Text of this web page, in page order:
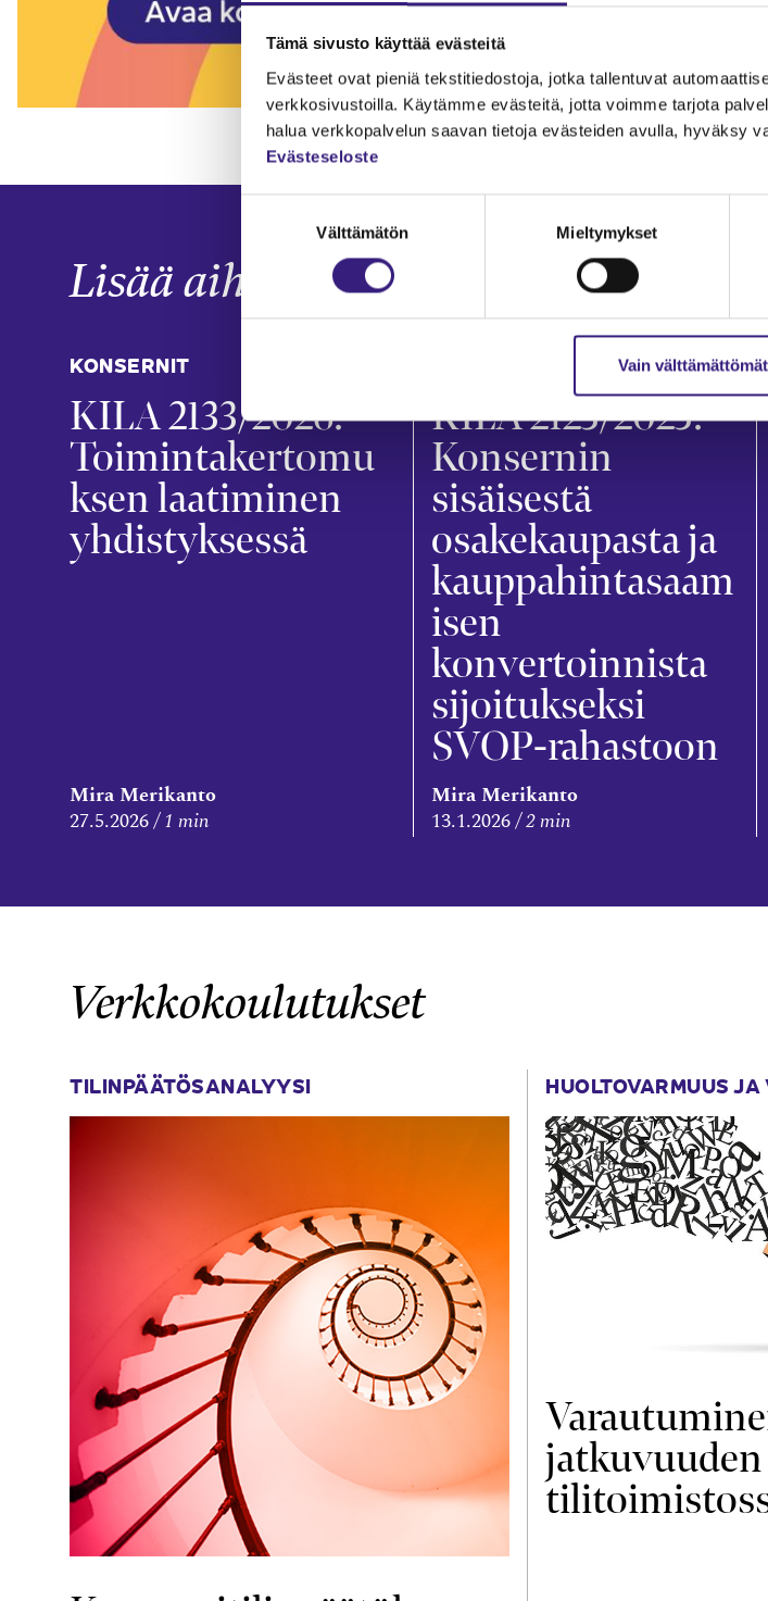
Tämä sivusto käyttää evästeitä
Evästeet ovat pieniä tekstitiedostoja, jotka tallentuvat
verkkosivustoilla. Käytämme evästeitä, jotta voimme tarjota
halua verkkopalvelun saavan tietoja evästeiden avulla, hyväksy
Evästeseloste
Välttämätön Mieltymykset
Vain
Lisää aiheesta
KONSERNIT
KILA 2133/2026:
Toimintakertomu
ksen laatiminen
yhdistyksessä
Mira Merikanto
27.5.2026 1 min
KILA 2123/2025:
Konsernin
sisäisestä
osakekaupasta ja
kauppahintasaam
isen
konvertoinnista
sijoitukseksi
SVOP-rahastoon
Mira Merikanto
13.1.2026 2 min
Verkkokoulutukset
TILINPÄÄTÖSANALYYSI HUOLTOVARMUUS